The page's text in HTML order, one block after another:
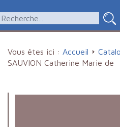
Vous êtes ici : Accueil
SAUVION Catherine Marie de